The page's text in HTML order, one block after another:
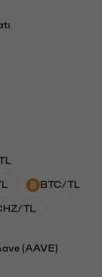
BTC/TL
TL
(AAVE)